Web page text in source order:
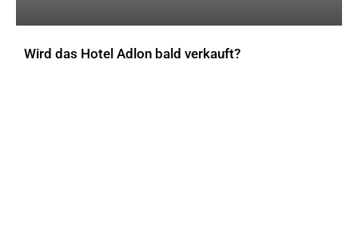
Wird das Hotel Adlon bald verkauft?